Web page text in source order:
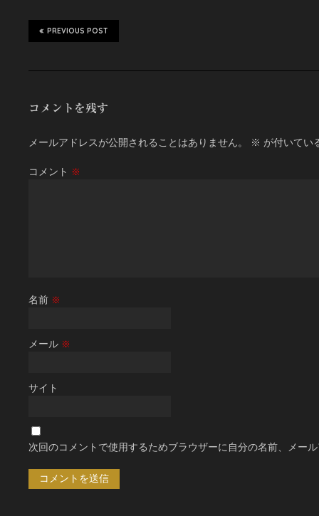
PREVIOUS POST
コメントを残す
メールアドレスが公開されることはありません。 ※ が付いてい
コメント ※
名前 ※
メール ※
サイト
次回のコメントで使用するためブラウザーに自分の名前、メー